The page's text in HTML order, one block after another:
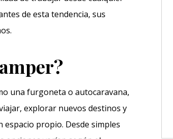
de esta tendencia, sus
una furgoneta o autocaravana,
explorar nuevos destinos y
propio. Desde simples